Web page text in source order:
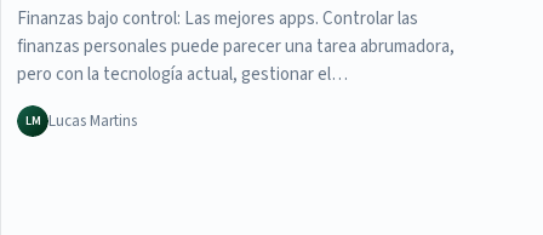
Finanzas bajo control: Las mejores apps. Controlar las
finanzas personales puede parecer una tarea abrumadora,
pero con la tecnología actual, gestionar el…
LM Lucas Martins